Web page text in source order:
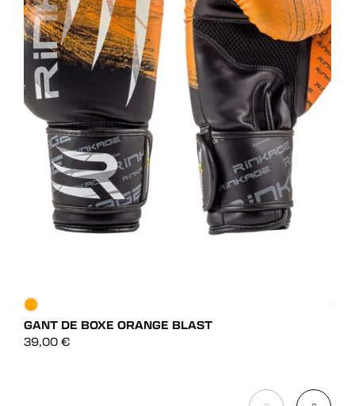
GANT DE BOXE ORANGE BLAST
39,00 €